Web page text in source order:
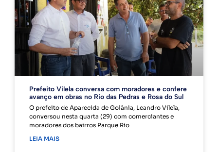
Prefeito Vilela conversa com moradores e confere
avanço em obras no Rio das Pedras e Rosa do Sul
O prefeito de Aparecida de Goiânia, Leandro Vilela,
conversou nesta quarta (29) com comerciantes e
moradores dos bairros Parque Rio
LEIA MAIS